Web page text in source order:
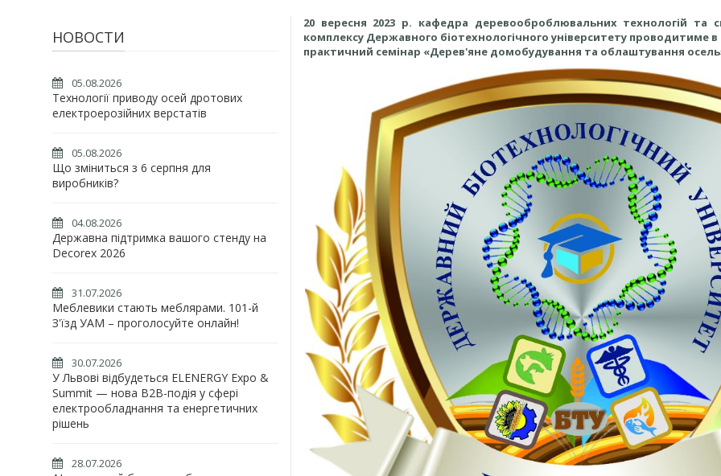
НОВОСТИ
05.08.2026
Технології приводу осей дротових
електроерозійних верстатів
05.08.2026
Що зміниться з 6 серпня для
виробників?
04.08.2026
Державна підтримка вашого стенду на
Decorex 2026
31.07.2026
Меблевики стають меблярами. 101-й
З'їзд УАМ – проголосуйте онлайн!
30.07.2026
У Львові відбудеться ELENERGY Expo &
Summit — нова B2B-подія у сфері
електрообладнання та енергетичних
рішень
28.07.2026
20 вересня 2023 р. кафедра деревооброблювальних технологій та
комплексу Державного біотехнологічного університету проводитиме
практичний семінар «Дерев'яне домобудування та облаштування